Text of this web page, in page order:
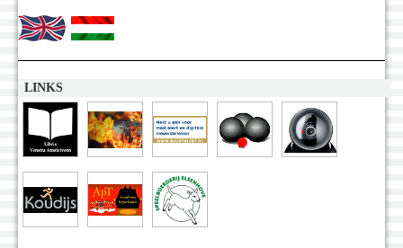
LINKS